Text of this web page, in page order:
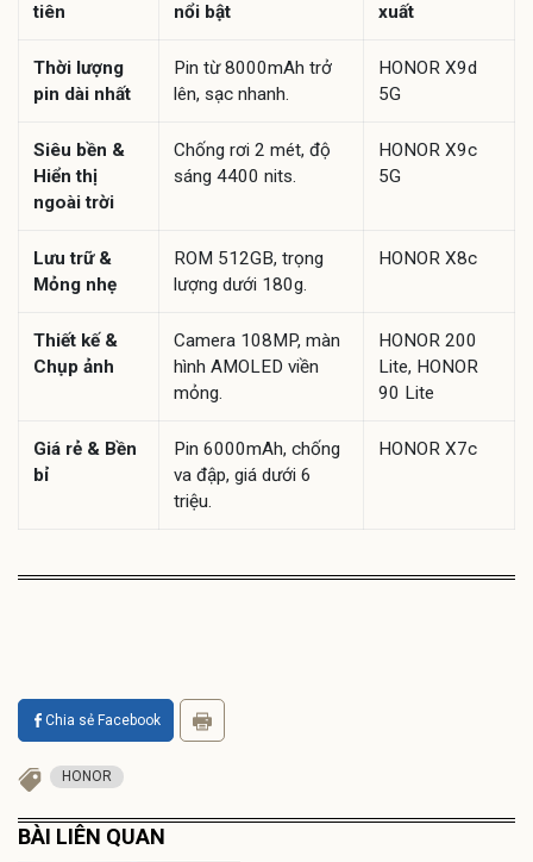
tiên
nổi bật
xuất
Thời lượng
pin dài nhất
Pin từ 8000mAh trở
lên, sạc nhanh.
HONOR X9d
5G
Siêu bền &
Hiển thị
ngoài trời
Chống rơi 2 mét, độ
sáng 4400 nits.
HONOR X9c
5G
Lưu trữ &
Mỏng nhẹ
ROM 512GB, trọng
lượng dưới 180g.
HONOR X8c
Thiết kế &
Chụp ảnh
Camera 108MP, màn
hình AMOLED viền
mỏng.
HONOR 200
Lite, HONOR
90 Lite
Giá rẻ & Bền
bỉ
Pin 6000mAh, chống
va đập, giá dưới 6
triệu.
HONOR X7c
Chia sẻ Facebook
HONOR
BÀI LIÊN QUAN